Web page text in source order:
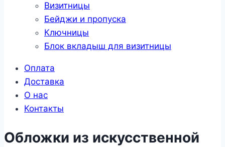
Визитницы
Бейджи и пропуска
Ключницы
Блок вкладыш для визитницы
Оплата
Доставка
О нас
Контакты
Обложки из искусственной